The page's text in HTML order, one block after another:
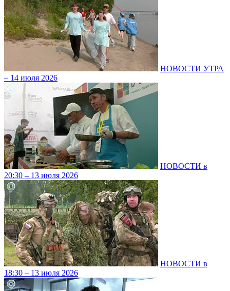
НОВОСТИ УТРА
– 14 июля 2026
НОВОСТИ в
20:30 – 13 июля 2026
НОВОСТИ в
18:30 – 13 июля 2026